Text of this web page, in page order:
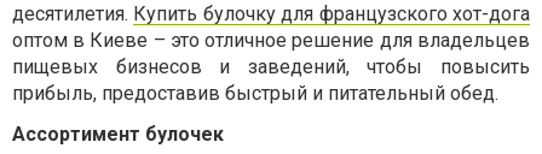
десятилетия. Купить булочку для французского хот-дога
оптом в Киеве – это отличное решение для владельцев
пищевых бизнесов и заведений, чтобы повысить
прибыль, предоставив быстрый и питательный обед.
Ассортимент булочек